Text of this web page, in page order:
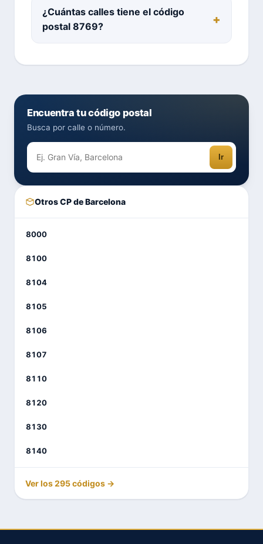
¿Cuántas calles tiene el código
postal 8769?
Encuentra tu código postal
Busca por calle o número.
Ir
Otros CP de Barcelona
8000
8100
8104
8105
8106
8107
8110
8120
8130
8140
Ver los 295 códigos →